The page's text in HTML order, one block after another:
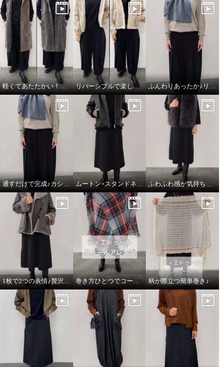
軽くてあたたかい！フェイクムートンジレ リバーシブルで楽しめる♪あったかフェイクムートン ふんわりあったか♪リネン×カシミヤの心地良さ
通すだけで完成♪カシミヤのごほうびマフラー ムートン×スタンドネックのこなれ感 ふわふわ感が気持ちいい♪大人の贅沢ベスト
巻き方ひとつでコーデがかわるストール♪ 柄が際立つ簡単巻き♪